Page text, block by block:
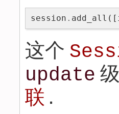
session . add_all ([
这个
update
联 .